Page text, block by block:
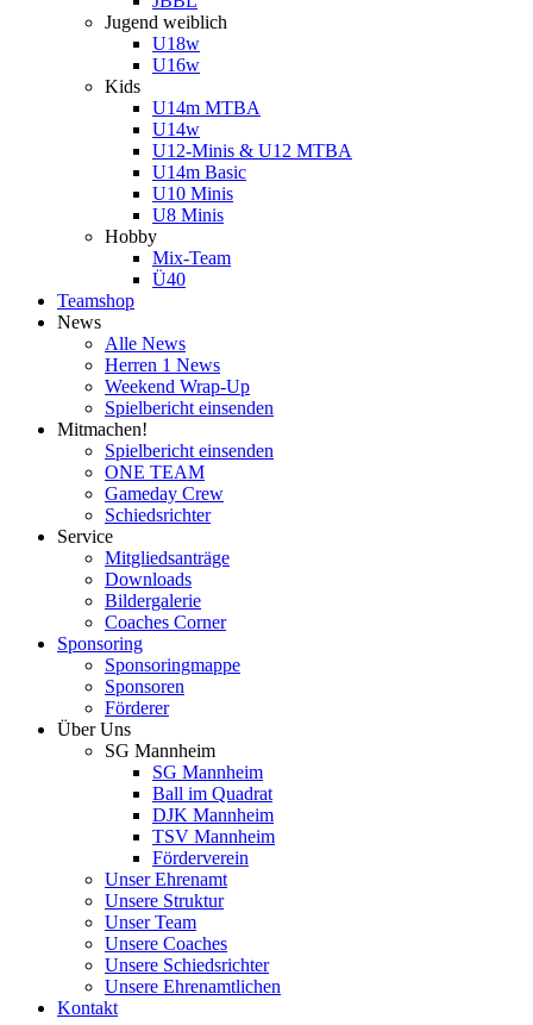
Jugend weiblich
U18w
U16w
Kids
U14m MTBA
U14w
U12-Minis & U12 MTBA
U14m Basic
U10 Minis
U8 Minis
Hobby
Mix-Team
Ü40
Teamshop
News
Alle News
Herren 1 News
Weekend Wrap-Up
Spielbericht einsenden
Mitmachen!
Spielbericht einsenden
ONE TEAM
Gameday Crew
Schiedsrichter
Service
Mitgliedsanträge
Downloads
Bildergalerie
Coaches Corner
Sponsoring
Sponsoringmappe
Sponsoren
Förderer
Über Uns
SG Mannheim
SG Mannheim
Ball im Quadrat
DJK Mannheim
TSV Mannheim
Förderverein
Unser Ehrenamt
Unsere Struktur
Unser Team
Unsere Coaches
Unsere Schiedsrichter
Unsere Ehrenamtlichen
Kontakt